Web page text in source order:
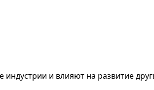
и влияют на развитие